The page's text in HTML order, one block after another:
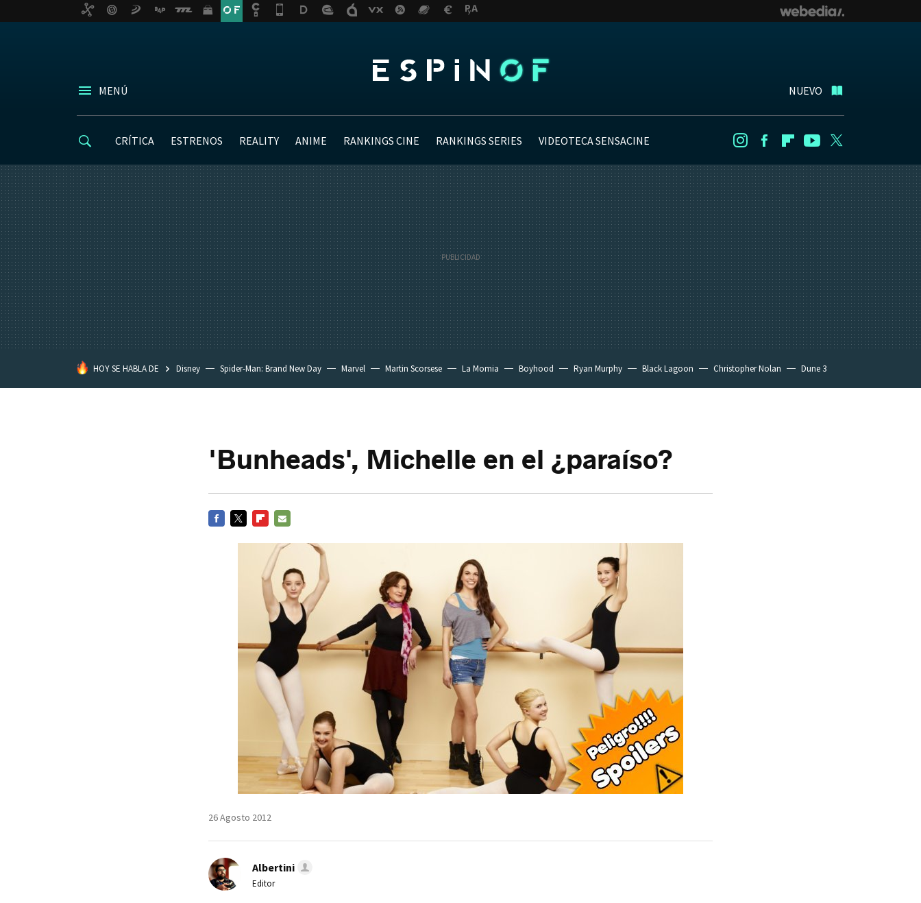
MENÚ NUEVO
CRÍTICA ESTRENOS REALITY ANIME RANKINGS CINE RANKINGS SERIES VIDEOTECA SENSACINE InstagramFacebookFlipboard
Youtube
HOY SE HABLA DE Disney Spider-Man: Brand New Day Marvel Martin Scorsese La Momia Boyhood Ryan Murphy Black Lagoon Christopher Nolan Dune 3
'Bunheads', Michelle en el ¿paraíso?
MAIL
26 Agosto 2012
Albertini
Editor